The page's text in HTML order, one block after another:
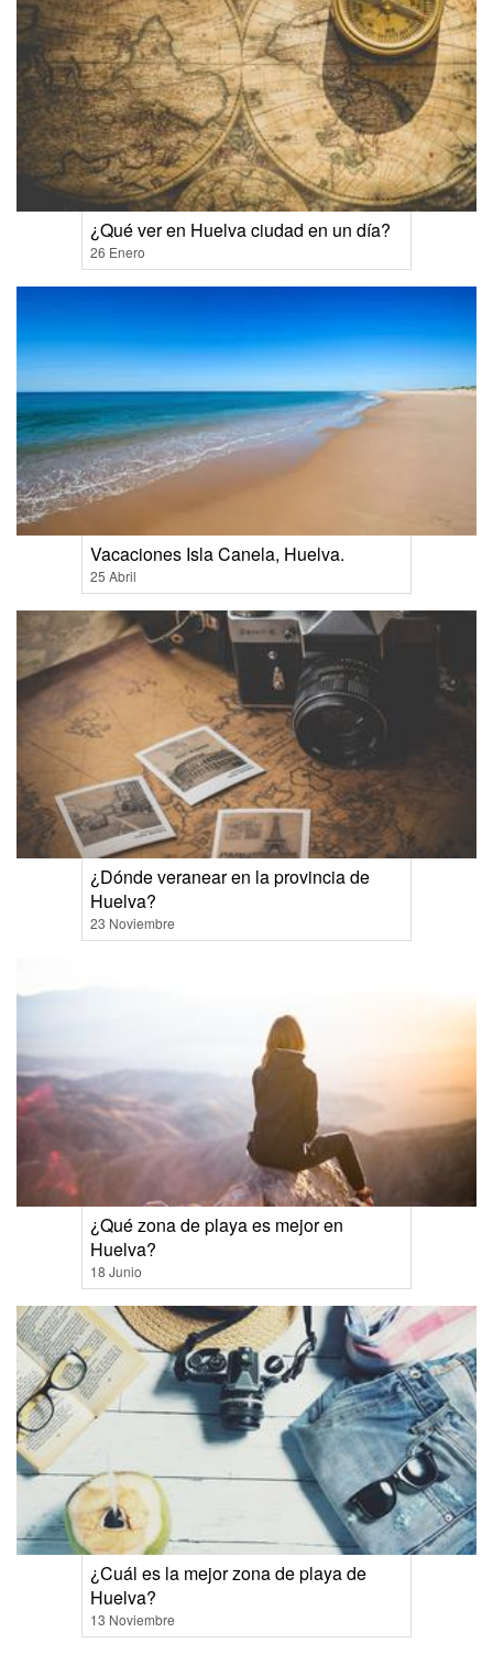
¿Qué ver en Huelva ciudad en un día?
26 Enero
Vacaciones Isla Canela, Huelva.
25 Abril
¿Dónde veranear en la provincia de
Huelva?
23 Noviembre
¿Qué zona de playa es mejor en
Huelva?
18 Junio
¿Cuál es la mejor zona de playa de
Huelva?
13 Noviembre